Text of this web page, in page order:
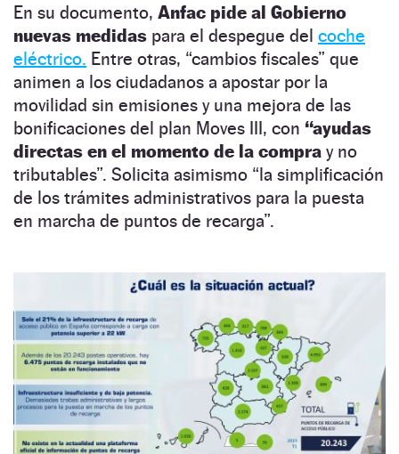
En su documento, Anfac pide al Gobierno
nuevas medidas para el despegue del coche
eléctrico. Entre otras, “cambios fiscales” que
animen a los ciudadanos a apostar por la
movilidad sin emisiones y una mejora de las
bonificaciones del plan Moves III, con “ayudas
directas en el momento de la compra y no
tributables”. Solicita asimismo “la simplificación
de los trámites administrativos para la puesta
en marcha de puntos de recarga”.